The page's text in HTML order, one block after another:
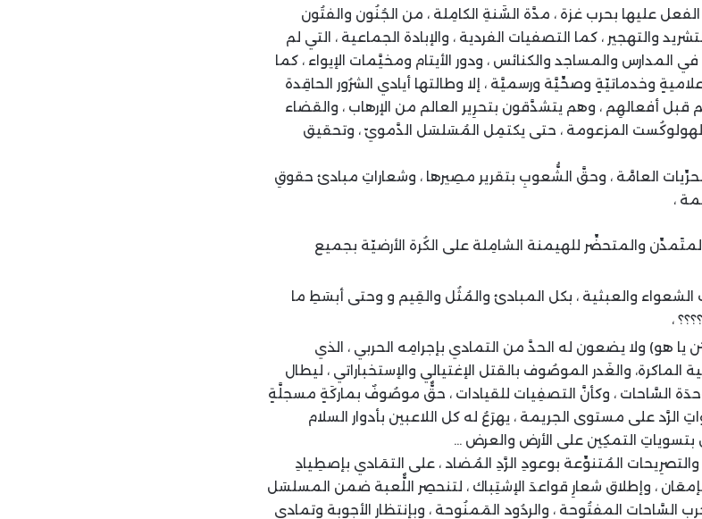
عليها بحرب غزة ، مدَّة السٌَنةِ الكامِلة ، من الجُنُون والفتُون
والتهجير ، كما التصفيات الفردية ، والإبادة الجماعية ، التي لم
المدارس والمساجد والكنائس ، ودور الأيتام ومخيَّمات الإيواء ، كما
وخدماتيّةٍ وصحِّيَّة ورسميَّة ، إلا وطالتها أيادي الشرُور الحاقِدة
قبل أفعالهِم ، وهم يتشدَّقون بتحرِير العالم من الإرهاب ، والقضاء
الهولوكُست المزعومة ، حتى يكتمِل المُسَلسَل الدَّمويّ ، وتحقيق
العامَّة ، وحقَّ الشُّعوبِ بتقرير مصِيرها ، وشعاراتِ مبادئ حقوقِ
،
والمتحضِّر للهيمنة الشامِلة على الكُرة الأرضيّة بجميع
والعبثية ، بكل المبادئ والمُثُل والقِيم و وحتى أبسَطِ ما
،
هو) ولا يضعون له الحدَّ من التمادي بإجرامِه الحربي ، الذي
والغَدر الموصُوف بالقتل الإغتيالي والإستخباراتي ، ليطال
السَّاحات ، وكأنَّ التصفِيات للقيادات ، حقٌّ موصُوفٌ بماركَةٍ مسجلَّةٍ
الرَّد على مستوى الجريمة ، يهرَعُ له كل اللاعبين بأدوار السلام
بتسوياتِ التمكِين على الأرض والعرض …
، والتصرِيحات المُتنوِّعة بوعودِ الرَّدِ المُضاد ، على التمَادي بإصطِيادِ
، وإطلاق شعارِ قواعدَ الإشتِباك ، لتنحصِر اللٌّعبة ضمن المسلسَل
السَّاحات المفتُوحة ، والردُود المَمنُوحة ، وبإنتظار الأجوبة وتمادي